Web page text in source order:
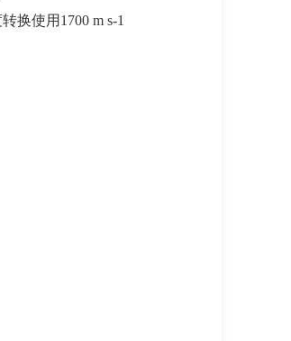
换使用1700 m s-1